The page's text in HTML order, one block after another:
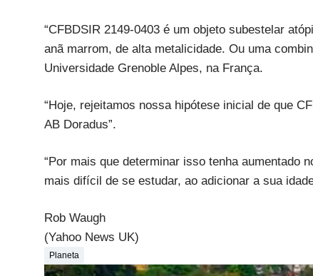
“CFBDSIR 2149-0403 é um objeto subestelar
anã marrom, de alta metalicidade. Ou uma
Universidade Grenoble Alpes, na França.
“Hoje, rejeitamos nossa hipótese inicial de que
AB Doradus”.
“Por mais que determinar isso tenha aumentado
mais difícil de se estudar, ao adicionar a sua
Rob Waugh
(Yahoo News UK)
Planeta